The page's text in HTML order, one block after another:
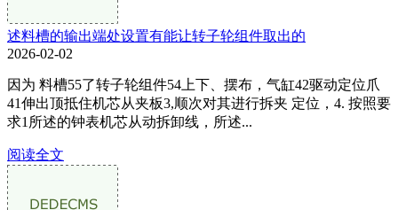
述料槽的输出端处设置有能让转子轮组件取出的
2026-02-02
因为 料槽55了转子轮组件54上下、摆布，气缸42驱动定位爪
41伸出顶抵住机芯从夹板3,顺次对其进行拆夹 定位，4. 按照要
求1所述的钟表机芯从动拆卸线，所述...
阅读全文